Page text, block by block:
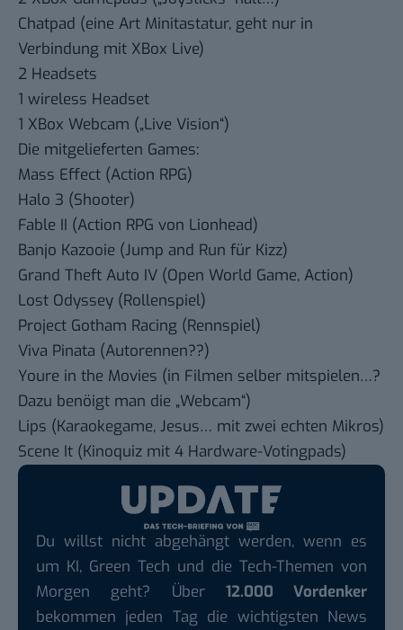
Chatpad (eine Art Minitastatur, geht nur in
Verbindung mit XBox Live)
2 Headsets
1 wireless Headset
1 XBox Webcam („Live Vision“)
Die mitgelieferten Games:
Mass Effect (Action RPG)
Halo 3 (Shooter)
Fable II (Action RPG von Lionhead)
Banjo Kazooie (Jump and Run für Kizz)
Grand Theft Auto IV (Open World Game, Action)
Lost Odyssey (Rollenspiel)
Project Gotham Racing (Rennspiel)
Viva Pinata (Autorennen??)
Youre in the Movies (in Filmen selber mitspielen…?
Dazu benöigt man die „Webcam“)
Lips (Karaokegame, Jesus… mit zwei echten Mikros)
Scene It (Kinoquiz mit 4 Hardware-Votingpads)
Du willst nicht abgehängt werden, wenn es
um KI, Green Tech und die Tech-Themen von
Morgen geht? Über 12.000 Vordenker
bekommen jeden Tag die wichtigsten News